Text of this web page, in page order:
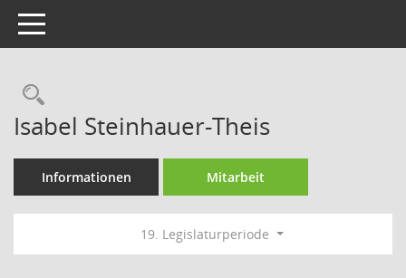
Toggle navigation
Rechercheauswahl
Isabel Steinhauer-Theis
Informationen Mitarbeit
19. Legislaturperiode